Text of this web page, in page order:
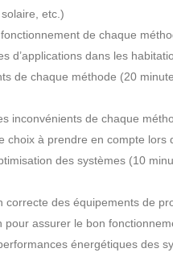
etc.)
de chaque
d’applications dans les
de chaque méthode (20
inconvénients de chaque
choix à prendre en compte lors
des systèmes (10
correcte des équipements de
pour assurer le bon
énergétiques des